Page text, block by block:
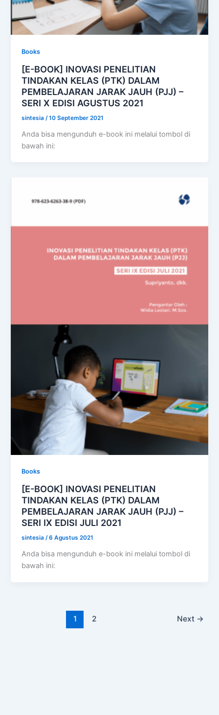
Books
[E-BOOK] INOVASI PENELITIAN
TINDAKAN KELAS (PTK) DALAM
PEMBELAJARAN JARAK JAUH (PJJ) –
SERI X EDISI AGUSTUS 2021
sintesia /10 September 2021
Anda bisa mengunduh e-book ini melalui tombol di
bawah ini:
Books
[E-BOOK] INOVASI PENELITIAN
TINDAKAN KELAS (PTK) DALAM
PEMBELAJARAN JARAK JAUH (PJJ) –
SERI IX EDISI JULI 2021
sintesia/6 Agustus 2021
Anda bisa mengunduh e-book ini melalui tombol di
bawah ini:
1 2 Next →